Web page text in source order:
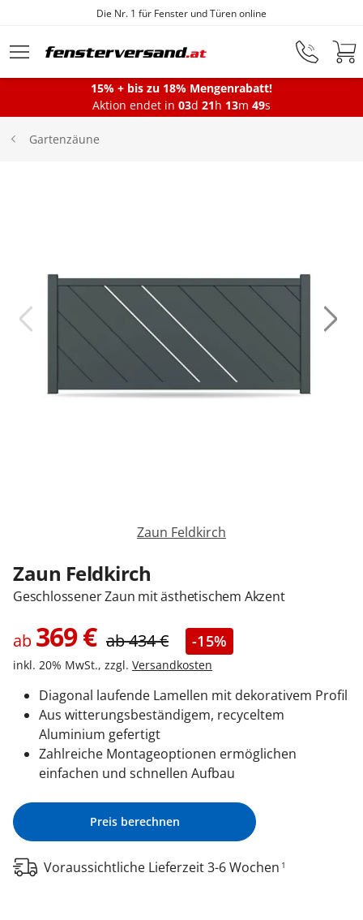
Zum Hauptinhalt springen
Die Nr. 1 für Fenster und Türen online
Fenster
Haustüren
Sonnenschutz
Zäune & Tore
Anmelden / Registrieren
15% + bis zu 18% Mengenrabatt!
Aktion endet in 03d 21h 13m 49s
Gartenzäune
Zaun Feldkirch
Zaun Feldkirch
Geschlossener Zaun mit ästhetischem Akzent
ab 369€ ab434€ -15%
inkl. 20% MwSt., zzgl. Versandkosten
Diagonal laufende Lamellen mit dekorativem Profil
Aus witterungsbeständigem, recyceltem
Aluminium gefertigt
Zahlreiche Montageoptionen ermöglichen
einfachen und schnellen Aufbau
Preis berechnen
Voraussichtliche Lieferzeit 3-6 Wochen 1